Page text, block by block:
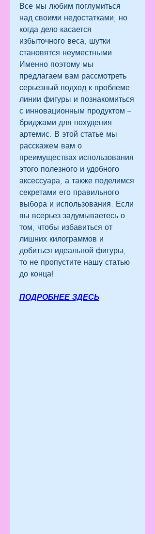
Все мы любим поглумиться
над своими недостатками, но
когда дело касается
избыточного веса, шутки
становятся неуместными.
Именно поэтому мы
предлагаем вам рассмотреть
серьезный подход к проблеме
линии фигуры и познакомиться
с инновационным продуктом –
бриджами для похудения
артемис. В этой статье мы
расскажем вам о
преимуществах использования
этого полезного и удобного
аксессуара, а также поделимся
секретами его правильного
выбора и использования. Если
вы всерьез задумываетесь о
том, чтобы избавиться от
лишних килограммов и
добиться идеальной фигуры,
то не пропустите нашу статью
до конца!
ПОДРОБНЕЕ ЗДЕСЬ